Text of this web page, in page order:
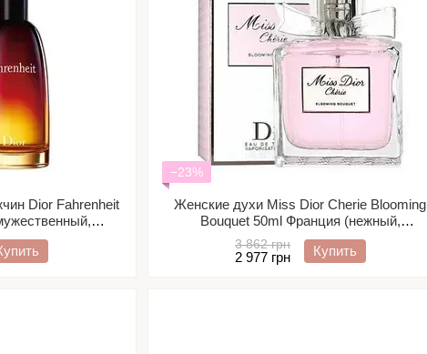
Dior Fahrenheit
аромат)
−23%
Женские духи Miss Dior Cherie Blooming
Bouquet 50ml Франция (нежный,
романтичный, чувственный)
3 862 грн
2 977 грн Купить